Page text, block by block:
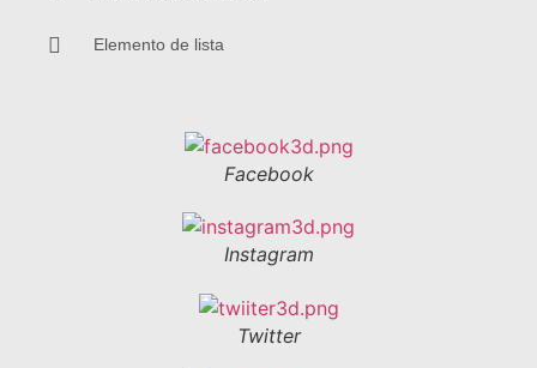
Elemento de lista
Facebook
Instagram
Twitter